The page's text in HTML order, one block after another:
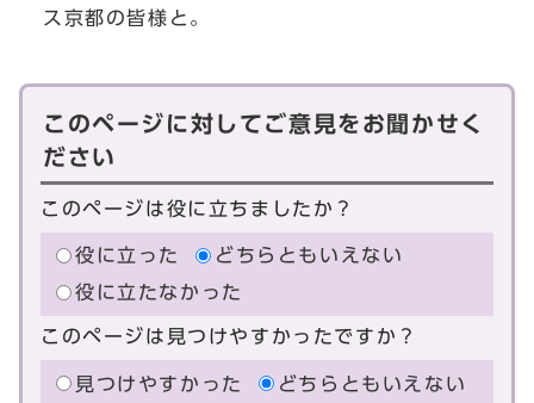
ス京都の皆様と。
このページに対してご意見をお聞かせく
ださい
このページは役に立ちましたか？
役に立った
どちらともいえない
役に立たなかった
このページは見つけやすかったですか？
見つけやすかった どちらともいえない